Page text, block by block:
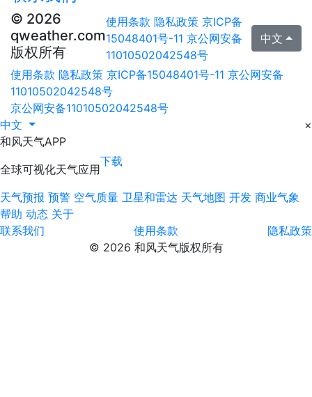
© 2026
qweather.com
版权所有
使用条款 隐私政策 京ICP备
15048401号-11 京公网安备
11010502042548号
中文
使用条款 隐私政策 京ICP备15048401号-11 京公网安备
11010502042548号
京公网安备11010502042548号
中文
×
和风天气APP
全球可视化天气应用
下载
天气预报 预警 空气质量 卫星和雷达 天气地图 开发 商业气象
帮助 动态 关于
联系我们
使用条款
隐私政策
© 2026 和风天气版权所有